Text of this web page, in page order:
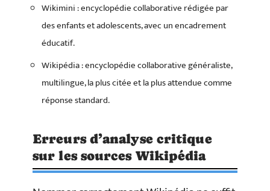
Wikimini : encyclopédie collaborative rédigée par
des enfants et adolescents, avec un encadrement
éducatif.
Wikipédia : encyclopédie collaborative généraliste,
multilingue, la plus citée et la plus attendue comme
réponse standard.
Erreurs d’analyse critique
sur les sources Wikipédia